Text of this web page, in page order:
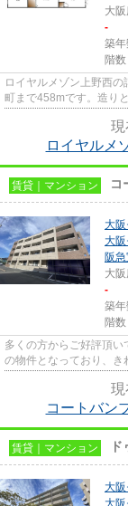
大
-
築
階
ロイヤルメゾン上野西
町まで458mです。造り
現
ロイヤルメ
賃貸｜マンション コ
大
大
阪
大
-
築
階
多くの方からご好評頂
の物件となっており、き
現
コートバン
賃貸｜マンション
大
大